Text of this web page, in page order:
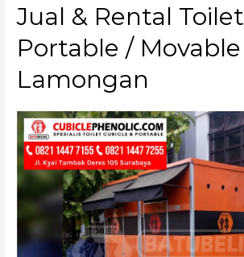
Jual & Rental Toilet
Portable /
Lamongan